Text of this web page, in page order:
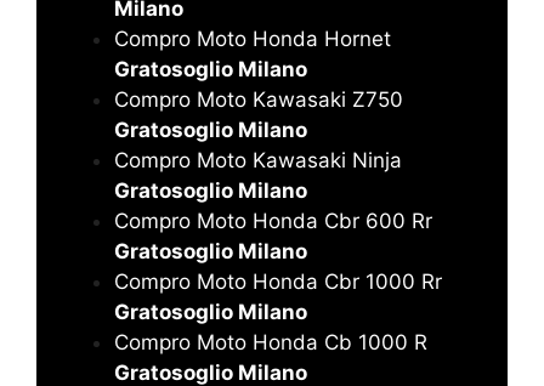
Milano
Compro Moto Honda Hornet
Gratosoglio Milano
Compro Moto Kawasaki Z750
Gratosoglio Milano
Compro Moto Kawasaki Ninja
Gratosoglio Milano
Compro Moto Honda Cbr 600 Rr
Gratosoglio Milano
Compro Moto Honda Cbr 1000 Rr
Gratosoglio Milano
Compro Moto Honda Cb 1000 R
Gratosoglio Milano